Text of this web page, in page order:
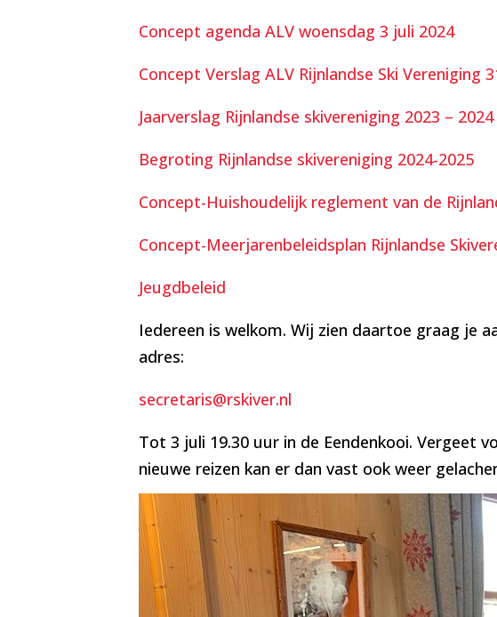
Concept agenda ALV woensdag 3 juli 2024
Concept Verslag ALV Rijnlandse Ski Vereniging
Jaarverslag Rijnlandse skivereniging 2023 – 2024
Begroting Rijnlandse skivereniging 2024-2025
Concept-Huishoudelijk reglement van de
Concept-Meerjarenbeleidsplan Rijnlandse
Jeugdbeleid
Iedereen is welkom. Wij zien daartoe graag je
adres:
secretaris@rskiver.nl
Tot 3 juli 19.30 uur in de Eendenkooi. Vergeet
nieuwe reizen kan er dan vast ook weer